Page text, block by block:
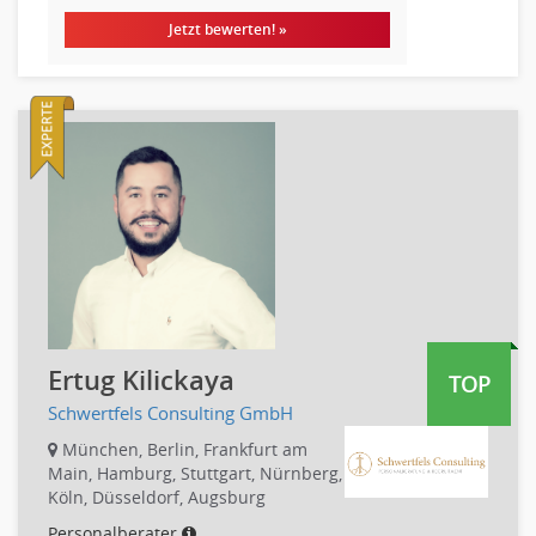
Banken, Finanzdienstleister und Versicherungen Finanzen
Firmenkundengeschäft
Investment-Banking
Kreditanalyse
Banken, Finanzdienstleister und Versicherungen Leitung,
Teamleitung
Mergers & Acquisitions
Privatkundengeschäft
Versicherung: Sachbearbeitung
Ausbilder
Berufsschule
Erwachsenenbildung
Jetzt bewerten! »
TOP
Ertug Kilickaya
Schwertfels Consulting GmbH
München, Berlin, Frankfurt am
Main, Hamburg, Stuttgart, Nürnberg,
Köln, Düsseldorf, Augsburg